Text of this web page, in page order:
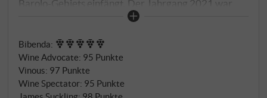
Barolo-Gebiets einfängt. Der Jahrgang 2021 war
geprägt von einem kühlen Frühjahr, einem stabilen
trockenen Herbst. Diese Bedingungen ermöglichten
eine langsame, gleichmäßige Reifung des Nebbiolo
und verliehen den Trauben aromatische Komplexität
bei voller phenolischer Reife. Der Wein wurde nach
Bibenda:
Wine Advocate: 95 Punkte
Vinous: 97 Punkte
Wine Spectator: 95 Punkte